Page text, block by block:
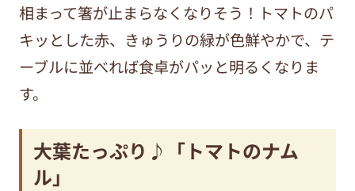
相まって箸が止まらなくなりそう！トマトのパ
キッとした赤、きゅうりの緑が色鮮やかで、テ
ーブルに並べれば食卓がパッと明るくなりま
す。
大葉たっぷり♪「トマトのナム
ル」